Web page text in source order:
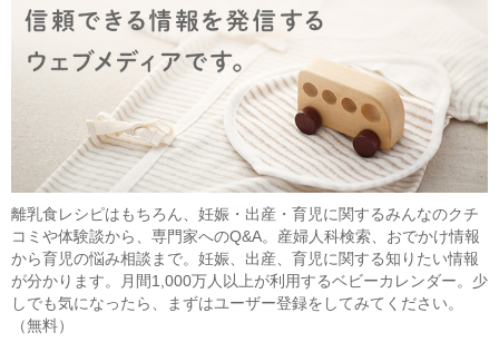
離乳食レシピはもちろん、妊娠・出産・育児に関するみんなのクチ
コミや体験談から、専門家へのQ&A。産婦人科検索、おでかけ情報
から育児の悩み相談まで。妊娠、出産、育児に関する知りたい情報
が分かります。月間1,000万人以上が利用するベビーカレンダー。少
しでも気になったら、まずはユーザー登録をしてみてください。
（無料）